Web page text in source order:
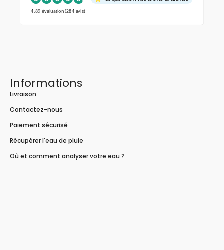
4.89 évaluation(284 avis)
Informations
Livraison
Contactez-nous
Paiement sécurisé
Récupérer l'eau de pluie
Où et comment analyser votre eau ?